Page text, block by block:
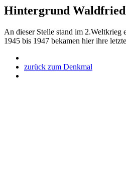
Hintergrund
An dieser Stelle stand im 2.Weltkrieg
1945 bis 1947 bekamen hier ihre
zurück zum Denkmal